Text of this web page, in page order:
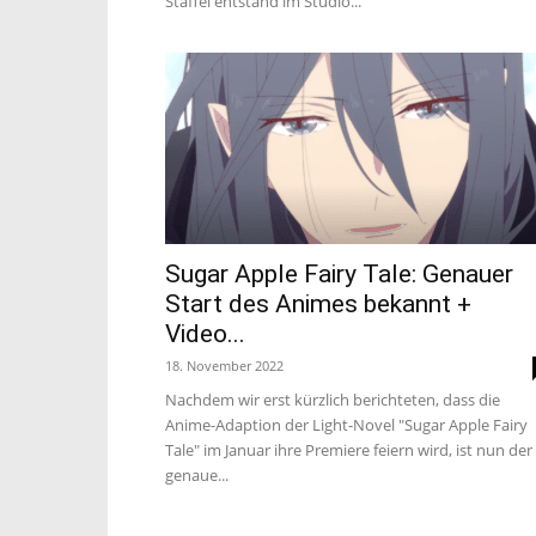
Sugar Apple Fairy Tale: Genauer
Start des Animes bekannt +
Video...
18. November 2022
Nachdem wir erst kürzlich berichteten, dass die
Anime-Adaption der Light-Novel "Sugar Apple Fairy
Tale" im Januar ihre Premiere feiern wird, ist nun der
genaue...